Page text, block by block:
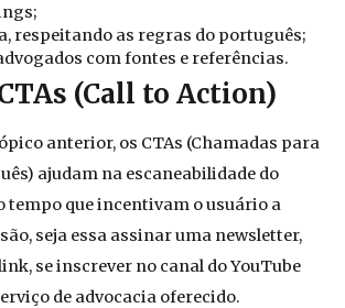
respeitando as regras do português;
com fontes e referências.
(Call to Action)
anterior, os CTAs (Chamadas para
ajudam na escaneabilidade do
tempo que incentivam o usuário a
seja essa assinar uma newsletter,
se inscrever no canal do YouTube
de advocacia oferecido.